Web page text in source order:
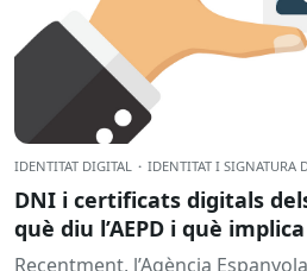
IDENTITAT DIGITAL · IDENTITAT I SIGNATURA
DNI i certificats digitals
què diu l’AEPD i què
administracions?
Recentment, l’Agència